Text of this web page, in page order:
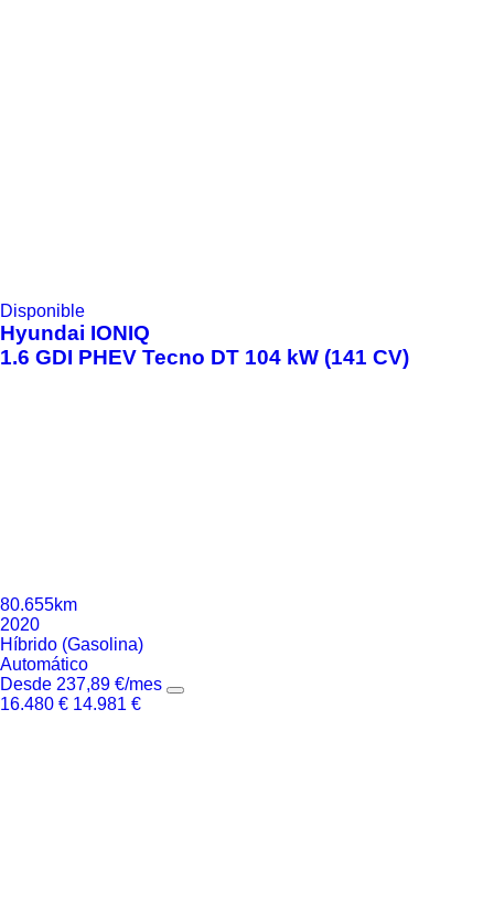
Disponible
Hyundai IONIQ
1.6 GDI PHEV Tecno DT 104 kW (141 CV)
80.655km
2020
Híbrido (Gasolina)
Automático
Desde 237,89 €/mes
16.480 € 14.981 €